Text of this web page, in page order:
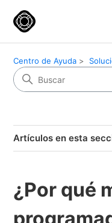
Centro de Ayuda
Artículos en esta
¿Por qué